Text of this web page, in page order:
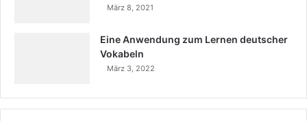
März 8, 2021
Eine Anwendung zum Lernen deutscher
Vokabeln
März 3, 2022